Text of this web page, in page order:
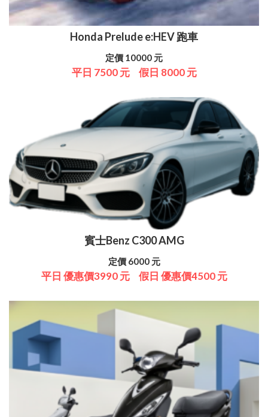
Honda Prelude e:HEV 跑車
定價 10000 元
平日 7500 元 假日 8000 元
賓士Benz C300 AMG
定價 6000 元
平日 優惠價3990 元 假日 優惠價4500 元